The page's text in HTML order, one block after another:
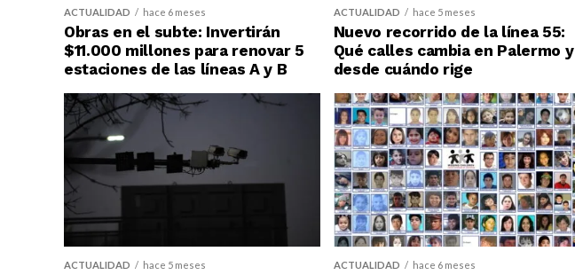
ACTUALIDAD hace 6 meses
Obras en el subte: Invertirán
$11.000 millones para renovar 5
estaciones de las líneas A y B
ACTUALIDAD hace 5 meses
Nuevo recorrido de la línea 55:
Qué calles cambia en Palermo y
desde cuándo rige
ACTUALIDAD hace 5 meses ACTUALIDAD hace 6 meses